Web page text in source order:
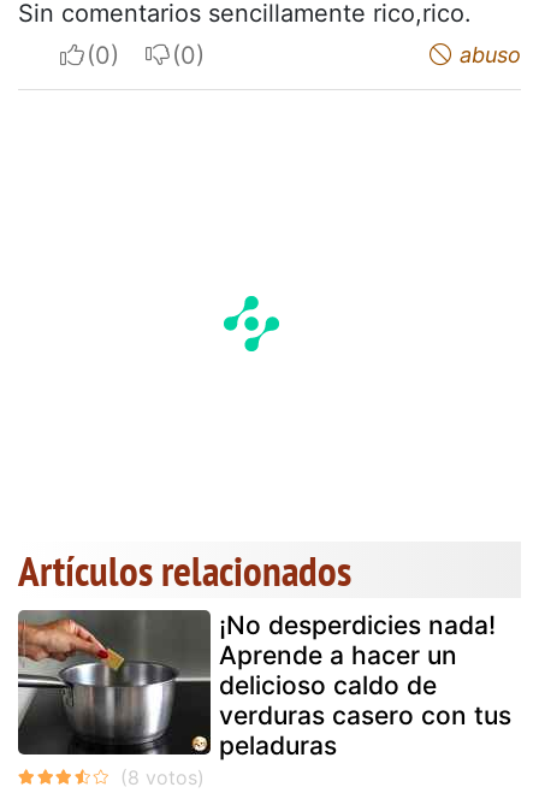
Sin comentarios sencillamente rico,rico.
I apreciateI do not appreciate abuso
Artículos relacionados
¡No desperdicies nada!
Aprende a hacer un
delicioso caldo de
verduras casero con tus
peladuras